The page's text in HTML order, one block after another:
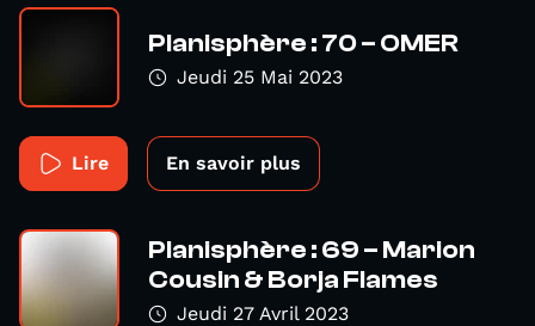
Planisphère : 70 – OMER
Jeudi 25 Mai 2023
Lire En savoir plus
Planisphère : 69 – Marion
Cousin & Borja Flames
Jeudi 27 Avril 2023